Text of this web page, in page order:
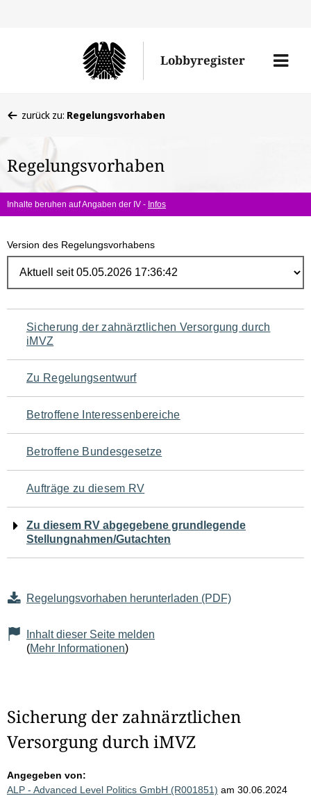
Lobbyregister
Menü
befinden
hier:
zurück zu: Regelungsvorhaben
Regelungsvorhaben
Inhalte beruhen auf Angaben der IV - Infos
Version des Regelungsvorhabens
Navigation
für
den
Seiteninhalt
Sicherung der zahnärztlichen Versorgung durch
iMVZ
Zu Regelungsentwurf
Betroffene Interessenbereiche
Betroffene Bundesgesetze
Aufträge zu diesem RV
Zu diesem RV abgegebene grundlegende
Stellungnahmen/Gutachten
Regelungsvorhaben herunterladen (PDF)
Inhalt dieser Seite melden
(Mehr Informationen)
Sicherung der zahnärztlichen
Versorgung durch iMVZ
Angegeben von:
ALP - Advanced Level Politics GmbH (R001851) am 30.06.2024